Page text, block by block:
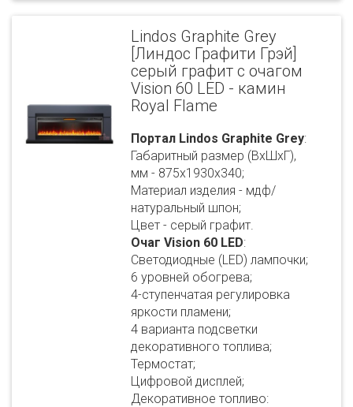
Lindos Graphite Grey
[Линдос Графити Грэй]
серый графит с очагом
Vision 60 LED - камин
Royal Flame
Портал Lindos Graphite Grey:
Габаритный размер (ВхШхГ),
мм - 875х1930х340;
Материал изделия - мдф/
натуральный шпон;
Цвет - серый графит.
Очаг Vision 60 LED:
Светодиодные (LED) лампочки;
6 уровней обогрева;
4-ступенчатая регулировка
яркости пламени;
4 варианта подсветки
декоративного топлива;
Термостат;
Цифровой дисплей;
Декоративное топливо: